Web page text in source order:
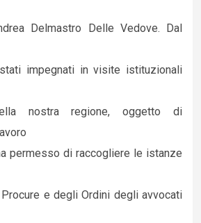
Delmastro Delle Vedove. Dal
impegnati in visite istituzionali
nostra regione, oggetto di
permesso di raccogliere le istanze
e degli Ordini degli avvocati